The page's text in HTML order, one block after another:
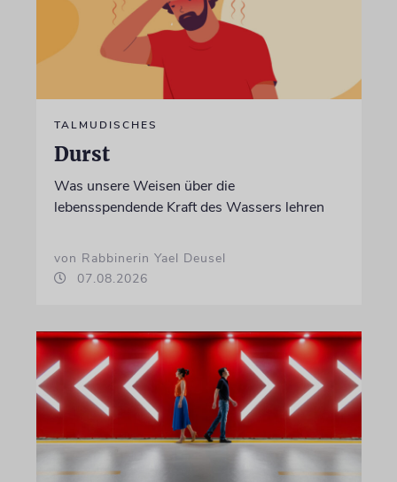
TALMUDISCHES
Durst
Was unsere Weisen über die
lebensspendende Kraft des Wassers lehren
von Rabbinerin Yael Deusel
07.08.2026